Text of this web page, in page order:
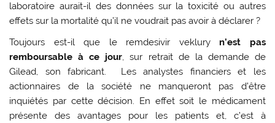
laboratoire aurait-il des données sur la toxicité ou autres
effets sur la mortalité qu’il ne voudrait pas avoir à déclarer ?
Toujours est-il que le remdesivir veklury n’est pas
remboursable à ce jour, sur retrait de la demande de
Gilead, son fabricant. Les analystes financiers et les
actionnaires de la société ne manqueront pas d’être
inquiétés par cette décision. En effet soit le médicament
présente des avantages pour les patients et, c’est à